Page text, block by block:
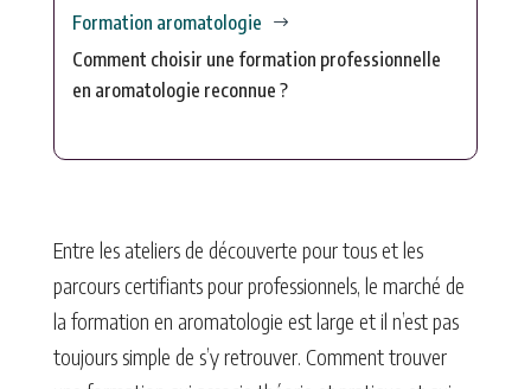
Formation aromatologie $
Comment choisir une formation professionnelle
en aromatologie reconnue ?
Entre les ateliers de découverte pour tous et les
parcours certifiants pour professionnels, le marché de
la formation en aromatologie est large et il n’est pas
toujours simple de s’y retrouver. Comment trouver